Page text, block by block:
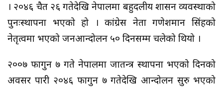
। २०४६ चैत २६ गतेदेखि नेपालमा बहुदलीय शासन व्यवस्थाको
पुनःस्थापना भएको हो । कांग्रेस नेता गणेशमान सिंहको
नेतृत्वमा भएको जनआन्दोलन ५० दिनसम्म चलेको थियो ।
२००७ फागुन ७ गते नेपालमा प्रजातन्त्र स्थापना भएको दिनको
अवसर पारी २०४६ फागुन ७ गतेदेखि आन्दोलन सुरु भएको